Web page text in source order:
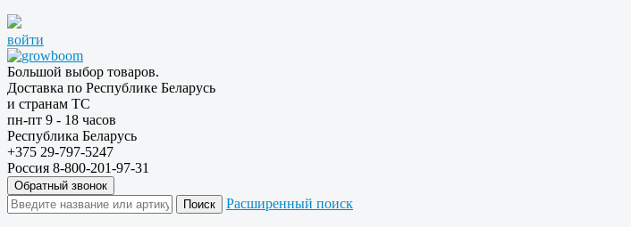
войти
Большой выбор товаров.
Доставка по Республике Беларусь
и странам ТС
пн-пт 9 - 18 часов
Республика Беларусь
+375 29-797-5247
Россия 8-800-201-97-31
Обратный звонок
Расширенный поиск